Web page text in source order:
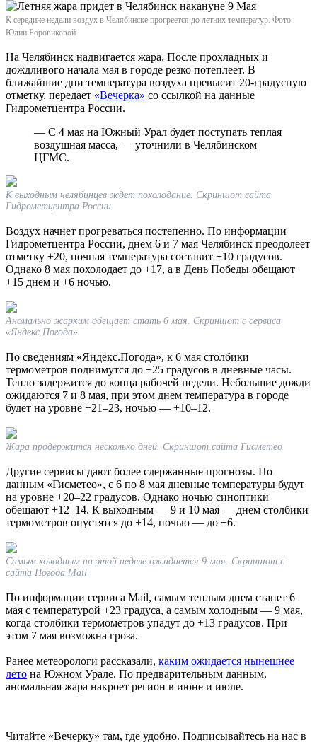
К середине недели воздух в Челябинске прогреется до летних температур. Фото
Юлии Боровиковой
На Челябинск надвигается жара. После прохладных и
дождливого начала мая в городе резко потеплеет. В
ближайшие дни температура воздуха превысит 20-градусную
отметку, передает «Вечерка» со ссылкой на данные
Гидрометцентра России.
— С 4 мая на Южный Урал будет поступать теплая
воздушная масса, — уточнили в Челябинском
ЦГМС.
К выходным челябинцев ждет похолодание. Скриншот сайта
Гидрометцентра России
Воздух начнет прогреваться постепенно. По информации
Гидрометцентра России, днем 6 и 7 мая Челябинск преодолеет
отметку +20, ночная температура составит +10 градусов.
Однако 8 мая похолодает до +17, а в День Победы обещают
+15 днем и +6 ночью.
Аномально жарким обещает стать 6 мая. Скриншот с сервиса
«Яндекс.Погода»
По сведениям «Яндекс.Погода», к 6 мая столбики
термометров поднимутся до +25 градусов в дневные часы.
Тепло задержится до конца рабочей недели. Небольшие дожди
ожидаются 7 и 8 мая, при этом днем температура в городе
будет на уровне +21–23, ночью — +10–12.
Жара продержится несколько дней. Скриншот сайта Гисметео
Другие сервисы дают более сдержанные прогнозы. По
данным «Гисметео», с 6 по 8 мая дневные температуры будут
на уровне +20–22 градусов. Однако ночью синоптики
обещают +12–14. К выходным — 9 и 10 мая — днем столбики
термометров опустятся до +14, ночью — до +6.
Самым холодным на этой неделе ожидается 9 мая. Скриншот с
сайта Погода Mail
По информации сервиса Mail, самым теплым днем станет 6
мая с температурой +23 градуса, а самым холодным — 9 мая,
когда столбики термометров упадут до +13 градусов. При
этом 7 мая возможна гроза.
Ранее метеорологи рассказали, каким ожидается нынешнее
лето на Южном Урале. По предварительным данным,
аномальная жара накроет регион в июне и июле.
Читайте «Вечерку» там, где удобно. Подписывайтесь на нас в